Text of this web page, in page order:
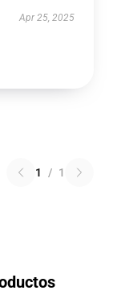
Apr 25, 2025
1 / 1